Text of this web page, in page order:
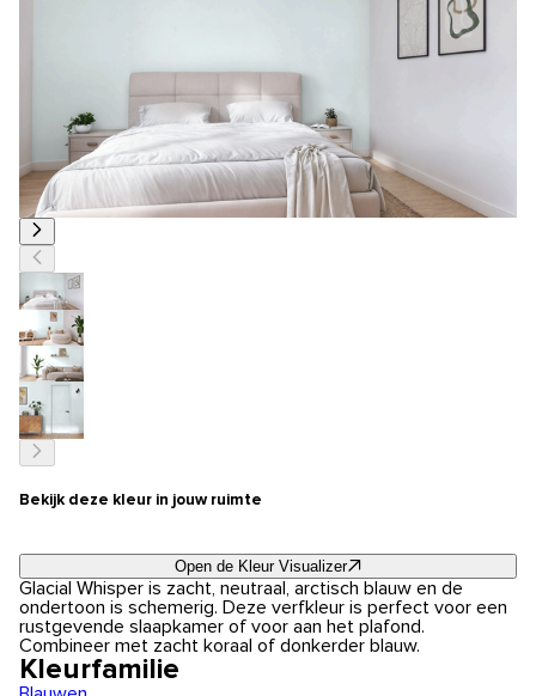
Bekijk deze kleur in jouw ruimte
Open de Kleur Visualizer
Glacial Whisper is zacht, neutraal, arctisch blauw en de
ondertoon is schemerig. Deze verfkleur is perfect voor een
rustgevende slaapkamer of voor aan het plafond.
Combineer met zacht koraal of donkerder blauw.
Kleurfamilie